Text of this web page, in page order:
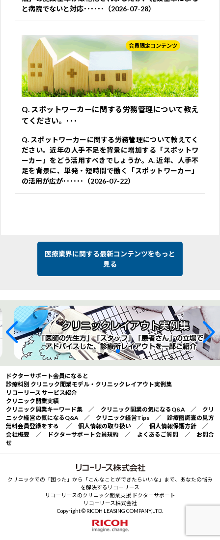
と病院でないと対応･･････（2026-07-28）
会員限定コンテンツ
Q. スポットワーカーに関する労務管理について教え
てください。･･･
Q. スポットワーカーに関する労務管理について教えてく
ださい。近年の人手不足を背景に増加する「スポットワ
ーカー」をどう活用すべきでしょうか。A. 近年、人手不
足を背景に、単発・短時間で働く「スポットワーカー」
の活用が広が･･････（2026-07-22）
医療業界に関する最新コンテンツをもっと
見る
ドクターサポート会員になると
診療科別 クリニック開業モデル・クリニックレイアウト実例集
リコーリース サービス紹介
クリニック開業実績
クリニック開業キーワード集 ／ クリニック開業の気になるQ&A／ クリ
ニック経営の気になるQ&A／ クリニック経営Tips／ 診療圏調査の見方
無料会員登録をする
／ 個人情報の取り扱い ／ 個人情報保護方針 ／
会社概要 ／ ドクターサポート会員規約 ／ よくあるご質問 ／ お問合
せ
クリニックでの「困った」から「こんなことができたらいいな」まで、あなたの悩み
を解決するリコーリース
リコーリースのクリニック開業支援 ドクターサポート
リコーリース株式会社
Copyright © RICOH LEASING COMPANY,LTD.